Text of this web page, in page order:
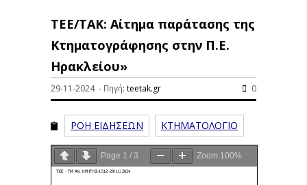
ΤΕΕ/ΤΑΚ: Αίτημα παράτασης της
Κτηματογράφησης στην Π.Ε.
Ηρακλείου»
29-11-2024 - Πηγή: teetak.gr 0
ΡΟΗ ΕΙΔΗΣΕΩΝ ΚΤΗΜΑΤΟΛΟΓΙΟ
Page 1 / 3 Zoom 100%